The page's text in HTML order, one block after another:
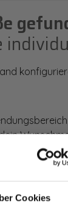
Cookies
dir die